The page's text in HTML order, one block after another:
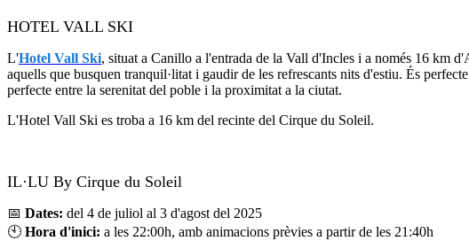
HOTEL VALL SKI
L'Hotel Vall Ski, situat a Canillo a l'entrada de la Vall d'Incles i a només 16 km
aquells que busquen tranquil·litat i gaudir de les refrescants nits d'estiu. És
perfecte entre la serenitat del poble i la proximitat a la ciutat.
L'Hotel Vall Ski es troba a 16 km del recinte del Cirque du Soleil.
IL·LU By Cirque du Soleil
📅 Dates: del 4 de juliol al 3 d'agost del 2025
🕙 Hora d'inici: a les 22:00h, amb animacions prèvies a partir de les 21:40h